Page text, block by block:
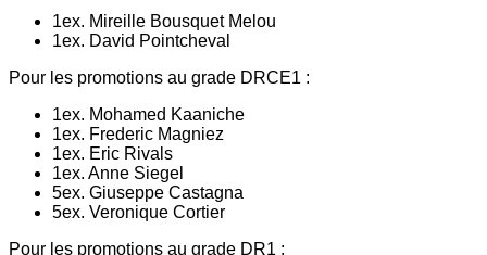
1ex. Mireille Bousquet Melou
1ex. David Pointcheval
Pour les promotions au grade DRCE1 :
1ex. Mohamed Kaaniche
1ex. Frederic Magniez
1ex. Eric Rivals
1ex. Anne Siegel
5ex. Giuseppe Castagna
5ex. Veronique Cortier
Pour les promotions au grade DR1 :